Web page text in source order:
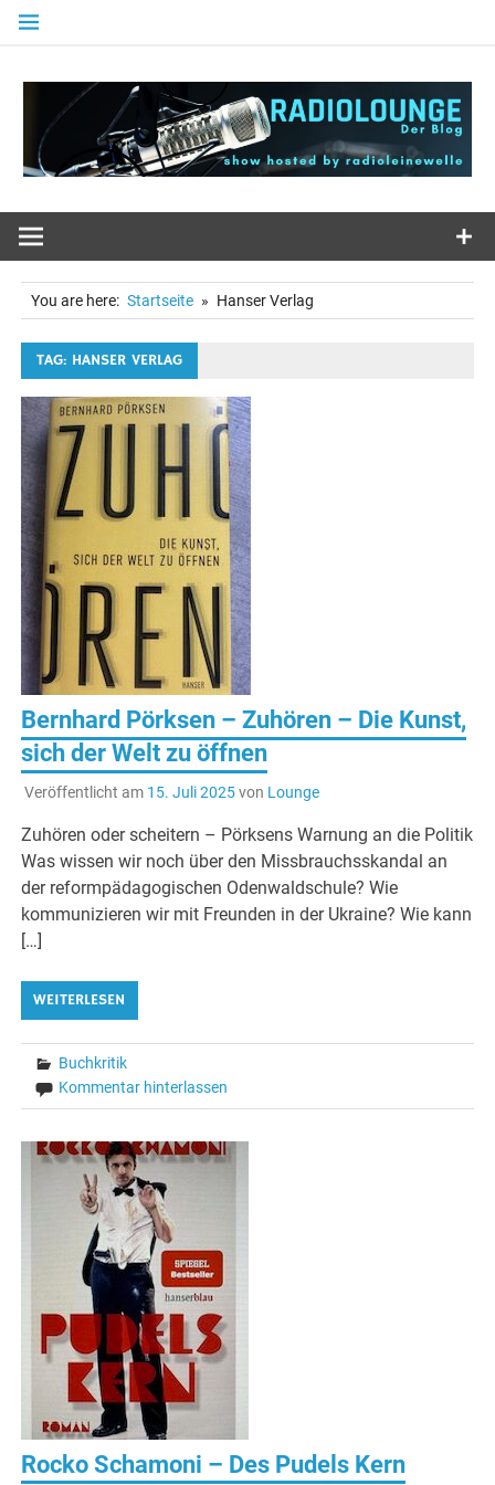
Zum
You are here: Startseite Hanser Verlag
TAG: HANSER VERLAG
Bernhard Pörksen – Zuhören – Die Kunst,
sich der Welt zu öffnen
Veröffentlicht am 15. Juli 2025von Lounge
Zuhören oder scheitern – Pörksens Warnung an die Politik
Was wissen wir noch über den Missbrauchsskandal an
der reformpädagogischen Odenwaldschule? Wie
kommunizieren wir mit Freunden in der Ukraine? Wie kann
[…]
WEITERLESEN
Buchkritik
Kommentar hinterlassen
Rocko Schamoni – Des Pudels Kern